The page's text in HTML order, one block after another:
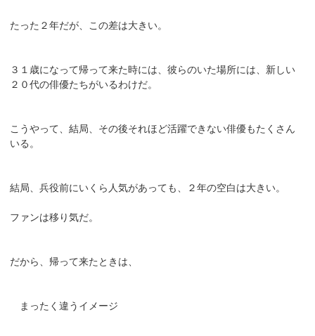
たった２年だが、この差は大きい。
３１歳になって帰って来た時には、彼らのいた場所には、新しい
２０代の俳優たちがいるわけだ。
こうやって、結局、その後それほど活躍できない俳優もたくさん
いる。
結局、兵役前にいくら人気があっても、２年の空白は大きい。
ファンは移り気だ。
だから、帰って来たときは、
まったく違うイメージ